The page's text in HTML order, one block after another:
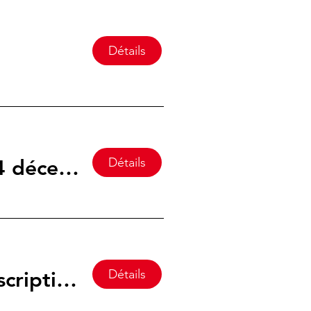
Détails
Soirée match aux cartes à la patinoire de Lutry (4 décembre 2025) Détails
Calendrier de l'avent dans le bourg de Lutry - Inscription 2025 Détails